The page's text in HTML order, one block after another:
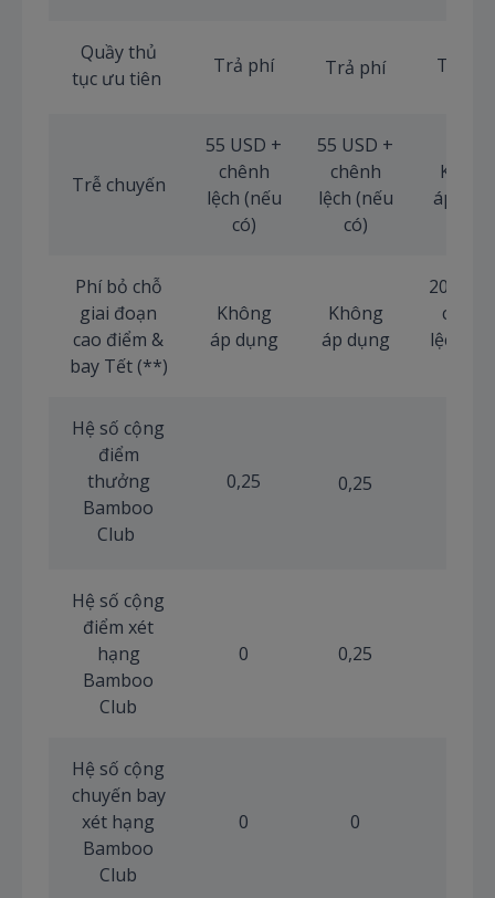
Quầy thủ
tục ưu tiên
Trả phí Trả phí Trả
Trễ chuyến
55 USD +
chênh
lệch (nếu
có)
55 USD +
chênh
lệch (nếu
có)
Không
áp
Phí bỏ chỗ
giai đoạn
cao điểm &
bay Tết (**)
Không
áp dụng
Không
áp dụng
20 USD
chênh
lệch
Hệ số cộng
điểm
thưởng
Bamboo
Club
0,25 0,25
Hệ số cộng
điểm xét
hạng
Bamboo
Club
0 0,25
Hệ số cộng
chuyến bay
xét hạng
Bamboo
Club
0 0